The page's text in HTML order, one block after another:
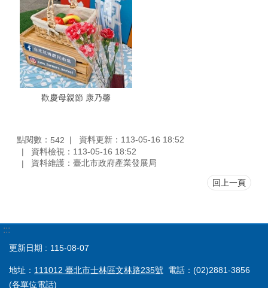
歡慶母親節 康乃馨
點閱數： 542
資料更新：113-05-16 18:52
資料檢視：113-05-16 18:52
資料維護：臺北市政府產業發展局
回上一頁
:::
更新日期 115-08-07
地址： 111012 臺北市士林區文林路235號 電話：(02)2881-3856
(各單位電話)